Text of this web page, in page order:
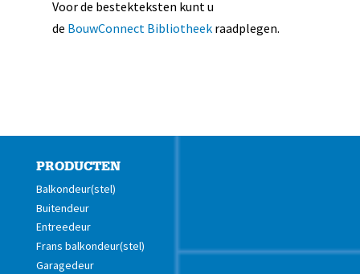
Voor de bestekteksten kunt u
de BouwConnect Bibliotheekraadplegen.
PRODUCTEN
Balkondeur(stel)
Buitendeur
Entreedeur
Frans balkondeur(stel)
Garagedeur